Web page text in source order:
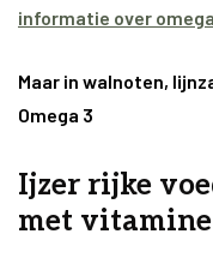
informatie over
Maar in walnoten,
Omega 3
Ijzer rijke
met vitamine